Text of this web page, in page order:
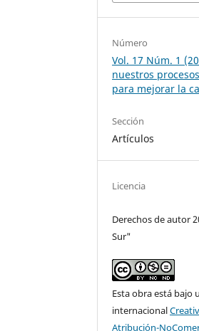
Número
Vol. 17 Núm. 1
nuestros
para mejorar la
Sección
Artículos
Licencia
Derechos de autor
Sur"
Esta obra está bajo
internacional
Atribución-